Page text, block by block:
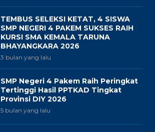
TEMBUS SELEKSI KETAT, 4 SISWA
SMP NEGERI 4 PAKEM SUKSES RAIH
KURSI SMA KEMALA TARUNA
BHAYANGKARA 2026
3 bulan yang lalu
SMP Negeri 4 Pakem Raih Peringkat
Tertinggi Hasil PPTKAD Tingkat
Provinsi DIY 2026
5 bulan yang lalu